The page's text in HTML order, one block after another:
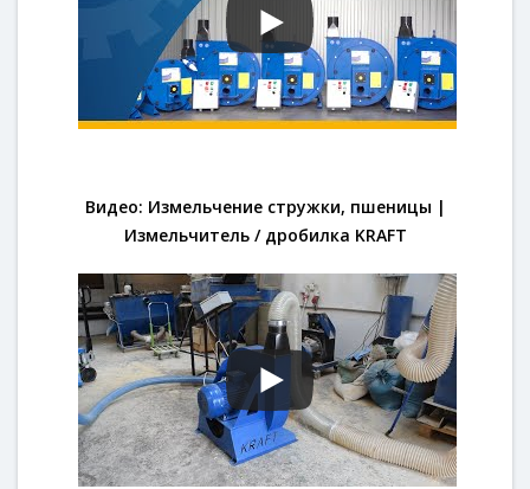
Видео: Измельчение стружки, пшеницы |
Измельчитель / дробилка KRAFT